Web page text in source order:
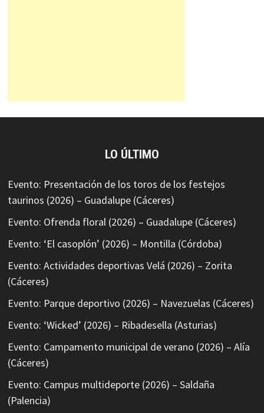
LO ÚLTIMO
Evento: Presentación de los toros de los festejos
taurinos (2026) – Guadalupe (Cáceres)
Evento: Ofrenda floral (2026) – Guadalupe (Cáceres)
Evento: ‘El casoplón’ (2026) – Montilla (Córdoba)
Evento: Actividades deportivas Velá (2026) – Zorita
(Cáceres)
Evento: Parque deportivo (2026) – Navezuelas (Cáceres)
Evento: ‘Wicked’ (2026) – Ribadesella (Asturias)
Evento: Campamento municipal de verano (2026) – Alía
(Cáceres)
Evento: Campus multideporte (2026) – Saldaña
(Palencia)